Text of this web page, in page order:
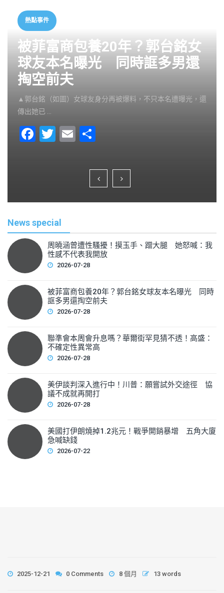
熱點事件
被菲富商包養20年？郭台銘女
球友本名曝光 同時誆多男還
掏空前夫
▲郭台銘（如圖）女球友身分再被爆料，不只本名遭曝光，還
傳出她已 …
F
b
o
k
T
E
ar
e
News special
周曉涵曾遭性騷擾！摸玉手、蹭大腿 她怒喊：我
性感不代表我開放
2026-07-28
被菲富商包養20年？郭台銘女球友本名曝光 同時
誆多男還掏空前夫
2026-07-28
聯準會本周會升息嗎？華爾街罕見猜不透！高盛：
不確定性異常高
2026-07-28
美伊談判深入進行中！川普：願嘗試外交途徑 協
議不成就再開打
2026-07-28
美國打伊朗燒掉1.2兆元！戰爭開銷暴增 五角大廈
急喊缺錢
2026-07-22
2025-12-21 0 Comments 8 個月 13 words